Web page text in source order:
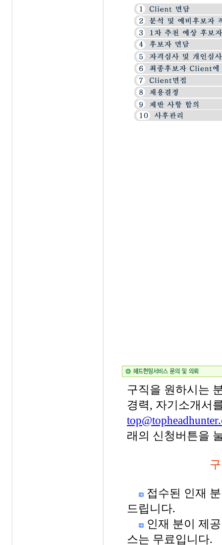
구직을 원하시는
경력, 자기소개서
래의 신청버튼을
접수된 인재
드립니다.
인재 분이 제
스는 무료입니다.